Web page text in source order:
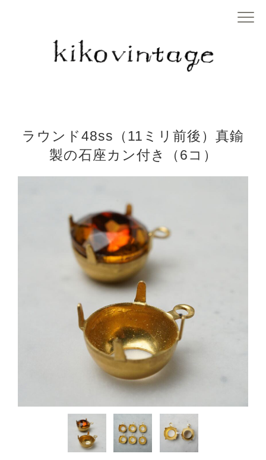
ラウンド48ss（11ミリ前後）真鍮
製の石座カン付き（6コ）